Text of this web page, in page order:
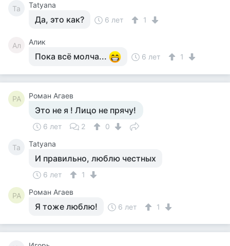
Ta Tatyana
Да, это как? 6 лет 1
Ал Алик
Пока всё молча... 6 лет 1
РА Роман Агаев
Это не я ! Лицо не прячу!
6 лет 2 0
Ta Tatyana
И правильно, люблю честных
6 лет 1
РА Роман Агаев
Я тоже люблю! 6 лет 1